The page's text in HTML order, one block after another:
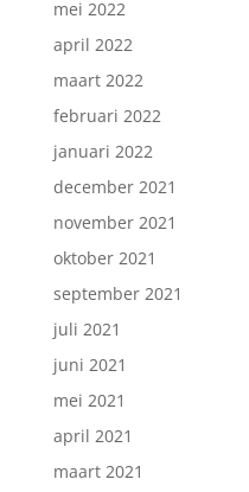
mei 2022
april 2022
maart 2022
februari 2022
januari 2022
december 2021
november 2021
oktober 2021
september 2021
juli 2021
juni 2021
mei 2021
april 2021
maart 2021